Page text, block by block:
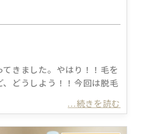
きました。やはり！！毛を
どうしよう！！今回は脱毛
...続きを読む